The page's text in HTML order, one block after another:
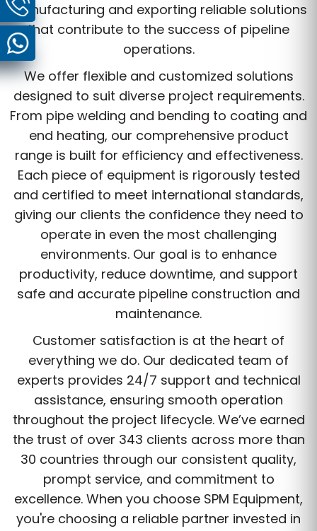
manufacturing and exporting reliable solutions
that contribute to the success of pipeline
operations.
We offer flexible and customized solutions
designed to suit diverse project requirements.
From pipe welding and bending to coating and
end heating, our comprehensive product
range is built for efficiency and effectiveness.
Each piece of equipment is rigorously tested
and certified to meet international standards,
giving our clients the confidence they need to
operate in even the most challenging
environments. Our goal is to enhance
productivity, reduce downtime, and support
safe and accurate pipeline construction and
maintenance.
Customer satisfaction is at the heart of
everything we do. Our dedicated team of
experts provides 24/7 support and technical
assistance, ensuring smooth operation
throughout the project lifecycle. We’ve earned
the trust of over 343 clients across more than
30 countries through our consistent quality,
prompt service, and commitment to
excellence. When you choose SPM Equipment,
you're choosing a reliable partner invested in